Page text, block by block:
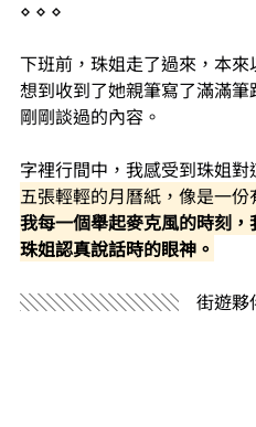
⋄ ⋄ ⋄
下班前，珠姐走了過來，本
想到收到了她親筆寫了滿滿
剛剛談過的內容。
字裡行間中，我感受到珠姐對
五張輕輕的月曆紙，像是一份
我每一個舉起麥克風的時刻，
珠姐認真說話時的眼神。
░░░░░░░░░ ​ ​ ​ 街遊夥